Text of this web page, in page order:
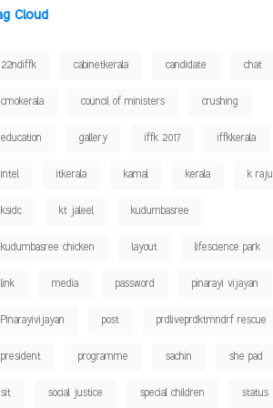
Cloud
22ndiffk cabinetkerala candidate chat
cmokerala council of ministers crushing
education gallery iffk 2017 iffkkerala
intel itkerala kamal kerala k raju
ksidc kt jaleel kudumbasree
kudumbasree chicken layout lifescience park
link media password pinarayi vijayan
Pinarayivijayan post prdliveprdktmndrf rescue
president programme sachin she pad
sit social justice special children status